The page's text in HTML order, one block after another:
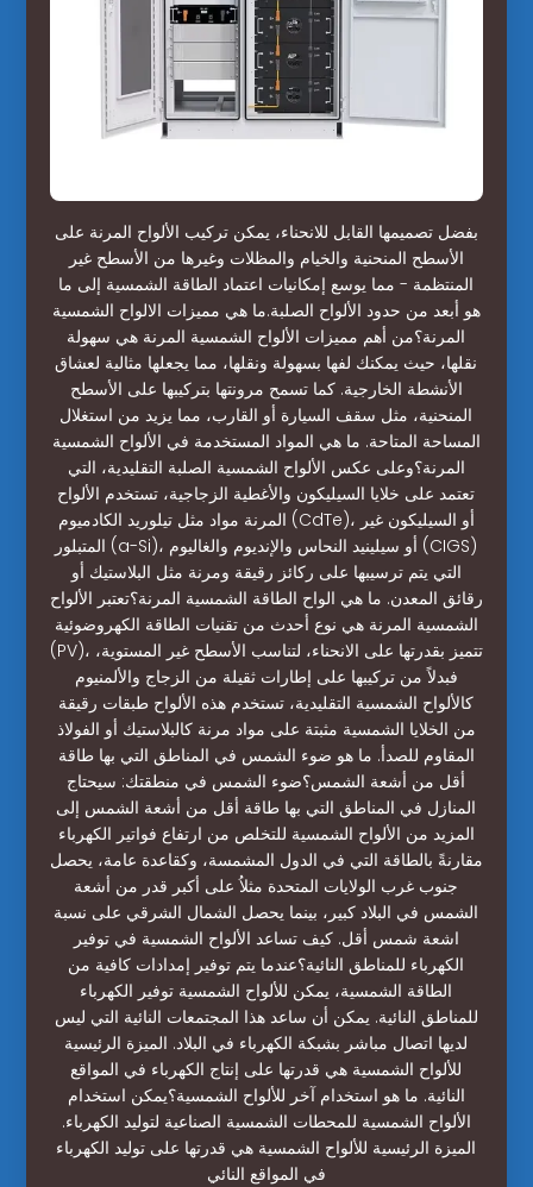
بفضل تصميمها القابل للانحناء، يمكن تركيب الألواح المرنة على
الأسطح المنحنية والخيام والمظلات وغيرها من الأسطح غير
المنتظمة - مما يوسع إمكانيات اعتماد الطاقة الشمسية إلى ما
هو أبعد من حدود الألواح الصلبة.ما هي مميزات الالواح الشمسية
المرنة؟من أهم مميزات الألواح الشمسية المرنة هي سهولة
نقلها، حيث يمكنك لفها بسهولة ونقلها، مما يجعلها مثالية لعشاق
الأنشطة الخارجية. كما تسمح مرونتها بتركيبها على الأسطح
المنحنية، مثل سقف السيارة أو القارب، مما يزيد من استغلال
المساحة المتاحة. ما هي المواد المستخدمة في الألواح الشمسية
المرنة؟وعلى عكس الألواح الشمسية الصلبة التقليدية، التي
تعتمد على خلايا السيليكون والأغطية الزجاجية، تستخدم الألواح
المرنة مواد مثل تيلوريد الكادميوم (CdTe)، أو السيليكون غير
المتبلور (a-Si)، أو سيلينيد النحاس والإنديوم والغاليوم (CIGS)
التي يتم ترسيبها على ركائز رقيقة ومرنة مثل البلاستيك أو
رقائق المعدن. ما هي الواح الطاقة الشمسية المرنة؟تعتبر الألواح
الشمسية المرنة هي نوع أحدث من تقنيات الطاقة الكهروضوئية
(PV)، تتميز بقدرتها على الانحناء، لتناسب الأسطح غير المستوية،
فبدلاً من تركيبها على إطارات ثقيلة من الزجاج والألمنيوم
كالألواح الشمسية التقليدية، تستخدم هذه الألواح طبقات رقيقة
من الخلايا الشمسية مثبتة على مواد مرنة كالبلاستيك أو الفولاذ
المقاوم للصدأ. ما هو ضوء الشمس في المناطق التي بها طاقة
أقل من أشعة الشمس؟ضوء الشمس في منطقتك: سيحتاج
المنازل في المناطق التي بها طاقة أقل من أشعة الشمس إلى
المزيد من الألواح الشمسية للتخلص من ارتفاع فواتير الكهرباء
مقارنةً بالطاقة التي في الدول المشمسة، وكقاعدة عامة، يحصل
جنوب غرب الولايات المتحدة مثلاُ على أكبر قدر من أشعة
الشمس في البلاد كبير، بينما يحصل الشمال الشرقي على نسبة
اشعة شمس أقل. كيف تساعد الألواح الشمسية في توفير
الكهرباء للمناطق النائية؟عندما يتم توفير إمدادات كافية من
الطاقة الشمسية، يمكن للألواح الشمسية توفير الكهرباء
للمناطق النائية. يمكن أن ساعد هذا المجتمعات النائية التي ليس
لديها اتصال مباشر بشبكة الكهرباء في البلاد. الميزة الرئيسية
للألواح الشمسية هي قدرتها على إنتاج الكهرباء في المواقع
النائية. ما هو استخدام آخر للألواح الشمسية؟يمكن استخدام
الألواح الشمسية للمحطات الشمسية الصناعية لتوليد الكهرباء.
الميزة الرئيسية للألواح الشمسية هي قدرتها على توليد الكهرباء
في المواقع النائي